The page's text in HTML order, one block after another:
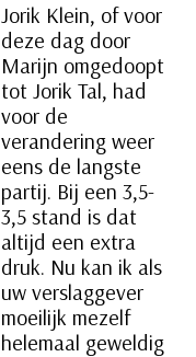
Jorik Klein, of voor
deze dag door
Marijn omgedoopt
tot Jorik Tal, had
voor de
verandering weer
eens de langste
partij. Bij een 3,5-
3,5 stand is dat
altijd een extra
druk. Nu kan ik als
uw verslaggever
moeilijk mezelf
helemaal geweldig